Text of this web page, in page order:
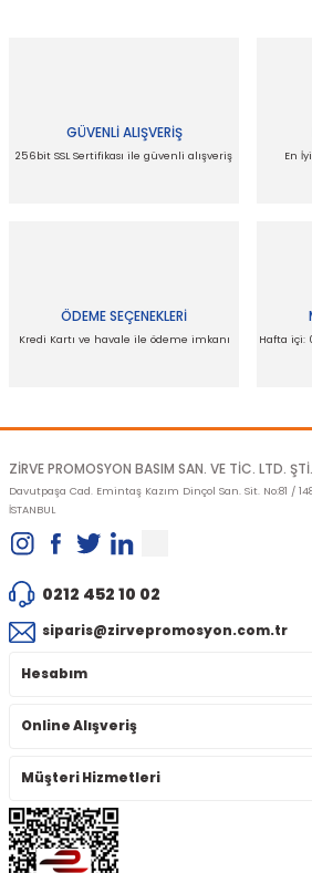
Ürün açıklamasında eksik
GÜVENLİ ALIŞVERİŞ
256bit SSL Sertifikası ile güvenli alışveriş En
ÖDEME SEÇENEKLERİ
Kredi Kartı ve havale ile ödeme imkanı Hafta içi:
ZİRVE PROMOSYON BASIM SAN. VE TİC. LTD. ŞTİ.
Davutpaşa Cad. Emintaş Kazım Dinçol San. Sit. No:81 /
İSTANBUL
0212 452 10 02
siparis@zirvepromosyon.com.tr
Hesabım
Online Alışveriş
Müşteri Hizmetleri